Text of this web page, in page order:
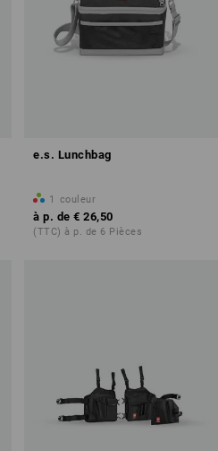
e.s. Lunchbag
1 couleur
à p. de € 26,50
(TTC) à p. de 6 Pièces